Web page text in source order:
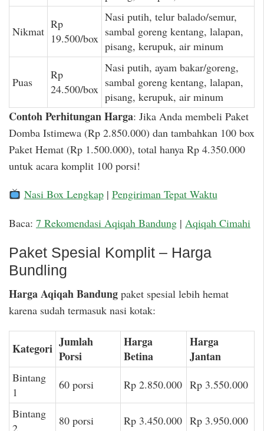
Nikmat
Rp
19.500/box
Nasi putih, telur balado/semur,
sambal goreng kentang, lalapan,
pisang, kerupuk, air minum
Puas
Rp
24.500/box
Nasi putih, ayam bakar/goreng,
sambal goreng kentang, lalapan,
pisang, kerupuk, air minum
Contoh Perhitungan Harga: Jika Anda membeli Paket
Domba Istimewa (Rp 2.850.000) dan tambahkan 100 box
Paket Hemat (Rp 1.500.000), total hanya Rp 4.350.000
untuk acara komplit 100 porsi!
Nasi Box Lengkap| Pengiriman Tepat Waktu
Baca: 7 Rekomendasi Aqiqah Bandung | Aqiqah Cimahi
Paket Spesial Komplit – Harga
Bundling
Harga Aqiqah Bandung paket spesial lebih hemat
karena sudah termasuk nasi kotak:
Kategori Jumlah
Porsi
Harga
Betina
Harga
Jantan
Bintang
1
60 porsi Rp 2.850.000 Rp 3.550.000
Bintang
2
80 porsi Rp 3.450.000 Rp 3.950.000